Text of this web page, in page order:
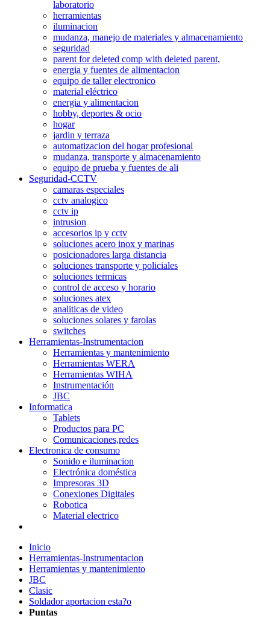
laboratorio
herramientas
iluminacion
mudanza, manejo de materiales y almacenamiento
seguridad
parent for deleted comp with deleted parent,
energia y fuentes de alimentacion
equipo de taller electronico
material eléctrico
energia y alimentacion
hobby, deportes & ocio
hogar
jardin y terraza
automatizacion del hogar profesional
mudanza, transporte y almacenamiento
equipo de prueba y fuentes de ali
Seguridad-CCTV
camaras especiales
cctv analogico
cctv ip
intrusion
accesorios ip y cctv
soluciones acero inox y marinas
posicionadores larga distancia
soluciones transporte y policiales
soluciones termicas
control de acceso y horario
soluciones atex
analiticas de video
soluciones solares y farolas
switches
Herramientas-Instrumentacion
Herramientas y mantenimiento
Herramientas WERA
Herramientas WIHA
Instrumentación
JBC
Informatica
Tablets
Productos para PC
Comunicaciones,redes
Electronica de consumo
Sonido e iluminacion
Electrónica doméstica
Impresoras 3D
Conexiones Digitales
Robotica
Material electrico
Inicio
Herramientas-Instrumentacion
Herramientas y mantenimiento
JBC
Clasic
Soldador aportacion esta?o
Puntas